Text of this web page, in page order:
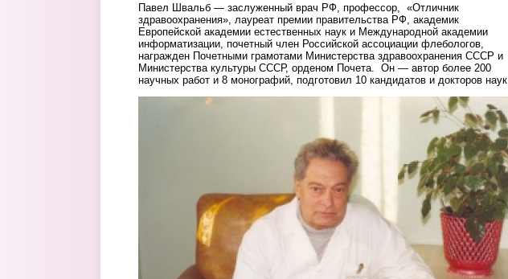
Павел Швальб — заслуженный врач РФ, профессор, «Отличник
здравоохранения», лауреат премии правительства РФ, академик
Европейской академии естественных наук и Международной академии
информатизации, почетный член Российской ассоциации флебологов,
награжден Почетными грамотами Министерства здравоохранения СССР и
Министерства культуры СССР, орденом Почета. Он — автор более 200
научных работ и 8 монографий, подготовил 10 кандидатов и докторов наук.